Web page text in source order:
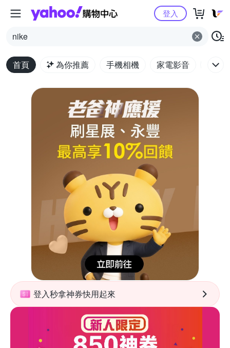
Yahoo購物中心
nike
登入
首頁 為你推薦 手機相機 家電影音 電腦
登入秒拿神券快用起來